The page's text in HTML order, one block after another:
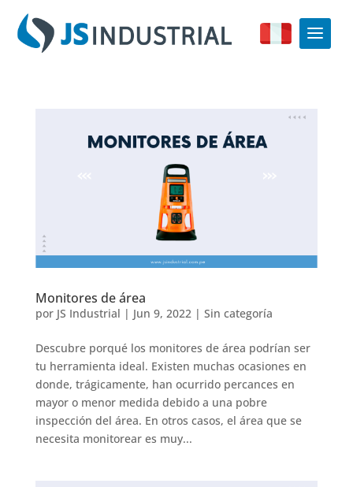
Monitores de área
por JS Industrial | Jun 9, 2022 | Sin categoría
Descubre porqué los monitores de área podrían ser
tu herramienta ideal. Existen muchas ocasiones en
donde, trágicamente, han ocurrido percances en
mayor o menor medida debido a una pobre
inspección del área. En otros casos, el área que se
necesita monitorear es muy...